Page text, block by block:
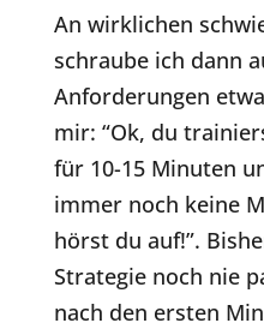
An wirklichen
schraube ich dann
Anforderungen
mir: “Ok, du
für 10-15 Minuten
immer noch keine
hörst du auf!”.
Strategie noch nie
nach den ersten